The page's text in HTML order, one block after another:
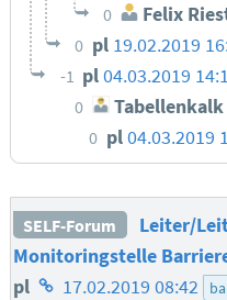
0 Felix
0 pl 19.02.2019
-1 pl04.03.2019
0 Tabellenkalk
0 pl04.03.2019
SELF-Forum
Leiter/
Monitoringstelle
pl Homepage
17.02.2019 08:42